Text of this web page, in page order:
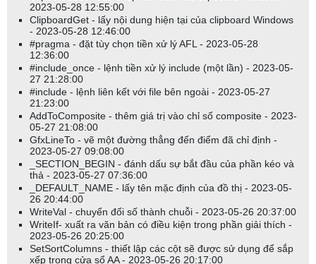
2023-05-28 12:55:00
ClipboardGet - lấy nội dung hiện tại của clipboard Windows
- 2023-05-28 12:46:00
#pragma - đặt tùy chọn tiền xử lý AFL - 2023-05-28
12:36:00
#include_once - lệnh tiền xử lý include (một lần) - 2023-05-
27 21:28:00
#include - lệnh liên kết với file bên ngoài - 2023-05-27
21:23:00
AddToComposite - thêm giá trị vào chỉ số composite - 2023-
05-27 21:08:00
GfxLineTo - vẽ một đường thẳng đến điểm đã chỉ định -
2023-05-27 09:08:00
_SECTION_BEGIN - đánh dấu sự bắt đầu của phần kéo và
thả - 2023-05-27 07:36:00
_DEFAULT_NAME - lấy tên mặc định của đồ thị - 2023-05-
26 20:44:00
WriteVal - chuyển đổi số thành chuỗi - 2023-05-26 20:37:00
WriteIf- xuất ra văn bản có điều kiện trong phần giải thích -
2023-05-26 20:25:00
SetSortColumns - thiết lập các cột sẽ được sử dụng để sắp
xếp trong cửa sổ AA - 2023-05-26 20:17:00